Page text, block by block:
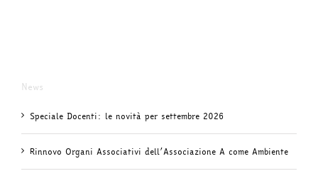
News
Speciale Docenti: le novità per settembre 2026
Rinnovo Organi Associativi dell’Associazione A come Ambiente